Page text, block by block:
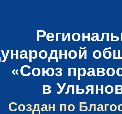
«Союз
в
Создан по